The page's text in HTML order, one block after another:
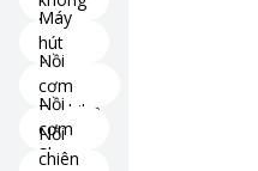
khí
Máy
hút
ẩm
Nồi
cơm
Toshiba
Nồi
cơm
Sharp
Nồi
chiên